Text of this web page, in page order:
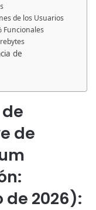
de los Usuarios
Funcionales
de
de
de 2026):